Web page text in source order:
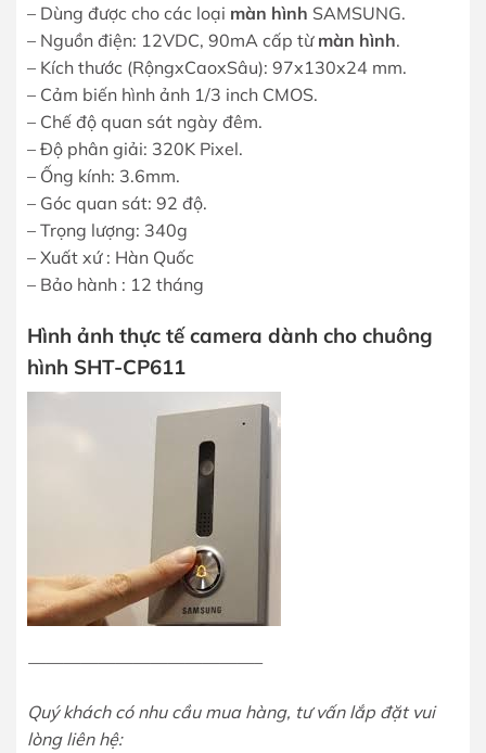
– Dùng được cho các loại màn hình SAMSUNG.
– Nguồn điện: 12VDC, 90mA cấp từ màn hình.
– Kích thước (RộngxCaoxSâu): 97x130x24 mm.
– Cảm biến hình ảnh 1/3 inch CMOS.
– Chế độ quan sát ngày đêm.
– Độ phân giải: 320K Pixel.
– Ống kính: 3.6mm.
– Góc quan sát: 92 độ.
– Trọng lượng: 340g
– Xuất xứ : Hàn Quốc
– Bảo hành : 12 tháng
Hình ảnh thực tế camera dành cho chuông
hình SHT-CP611
—————————————–
Quý khách có nhu cầu mua hàng, tư vấn lắp đặt vui
lòng liên hệ: